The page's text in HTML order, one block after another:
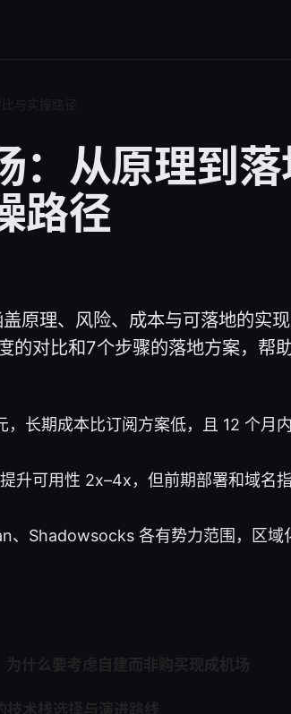
：从原理到
路径
原理、风险、成本与可落地的实
的对比和7个步骤的落地方案，帮
长期成本比订阅方案低，且 12 个月
升可用性 2x–4x，但前期部署和域名
、Shadowsocks 各有势力范围，区域